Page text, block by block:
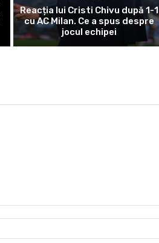
Reacția lui Cristi Chivu după 1-1
cu AC Milan. Ce a spus despre
jocul echipei